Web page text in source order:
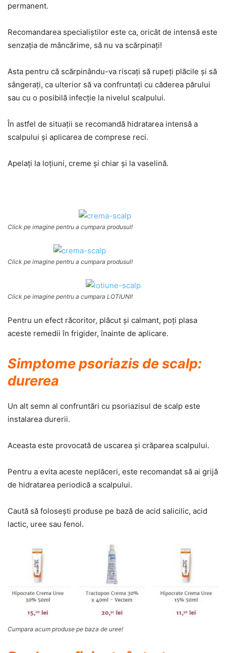
permanent.
Recomandarea specialiştilor este ca, oricât de intensă este
senzaţia de mâncărime, să nu va scărpinaţi!
Asta pentru că scărpinându-va riscaţi să rupeţi plăcile şi să
sângeraţi, ca ulterior să va confruntaţi cu căderea părului
sau cu o posibilă infecţie la nivelul scalpului.
În astfel de situaţii se recomandă hidratarea intensă a
scalpului şi aplicarea de comprese reci.
Apelaţi la loţiuni, creme şi chiar şi la vaselină.
Click pe imagine pentru a cumpara produsul!
Click pe imagine pentru a cumpara produsul!
Click pe imagine pentru a cumpara LOTIUNI!
Pentru un efect răcoritor, plăcut şi calmant, poţi plasa
aceste remedii în frigider, înainte de aplicare.
Simptome psoriazis de scalp:
durerea
Un alt semn al confruntări cu psoriazisul de scalp este
instalarea durerii.
Aceasta este provocată de uscarea şi crăparea scalpului.
Pentru a evita aceste neplăceri, este recomandat să ai grijă
de hidratarea periodică a scalpului.
Caută să foloseşti produse pe bază de acid salicilic, acid
lactic, uree sau fenol.
Cumpara acum produse pe baza de uree!